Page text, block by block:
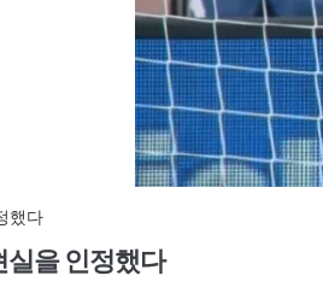
했다
실을 인정했다